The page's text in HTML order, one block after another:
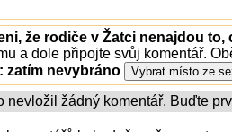
že rodiče v Žatci nenajdou to,
a dole připojte svůj komentář.
zatím nevybráno
nevložil žádný komentář. Buďte